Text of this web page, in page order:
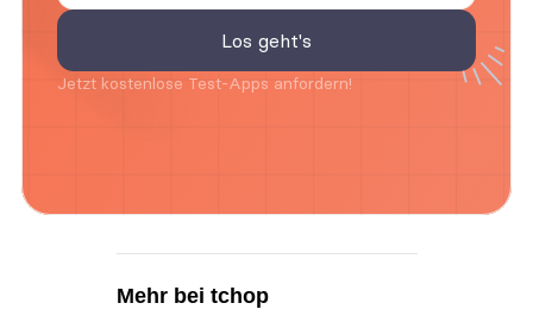
Jetzt kostenlose Test-Apps anfordern!
Mehr bei tchop